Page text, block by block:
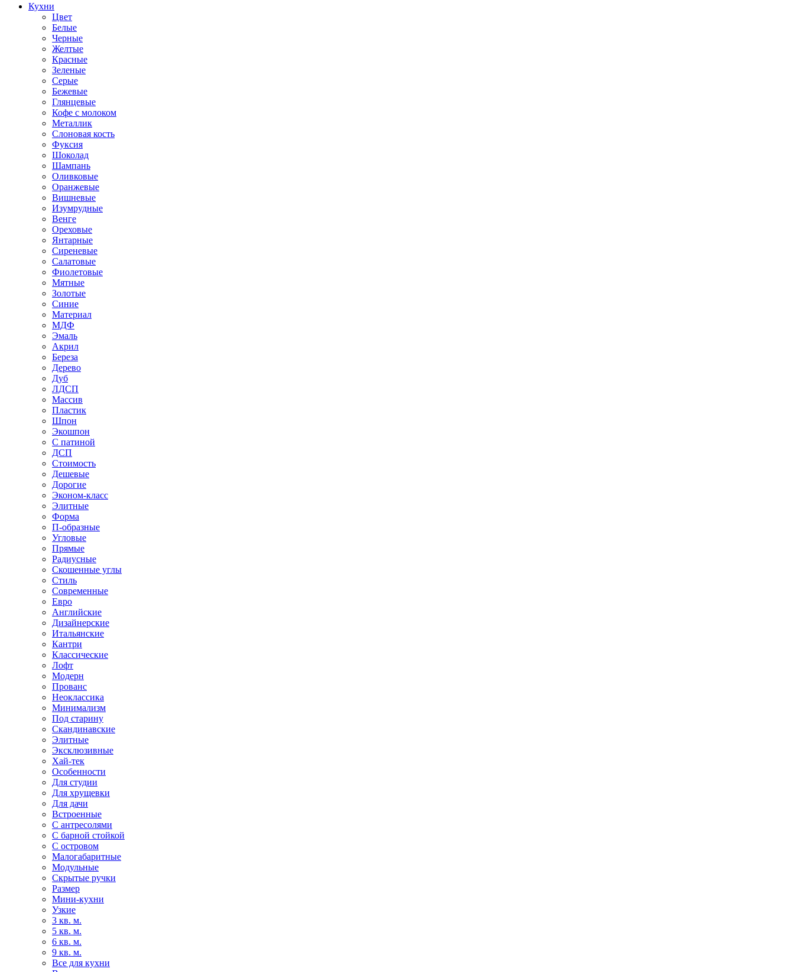
Кухни
Цвет
Белые
Черные
Желтые
Красные
Зеленые
Серые
Бежевые
Глянцевые
Кофе с молоком
Металлик
Слоновая кость
Фуксия
Шоколад
Шампань
Оливковые
Оранжевые
Вишневые
Изумрудные
Венге
Ореховые
Янтарные
Сиреневые
Салатовые
Фиолетовые
Мятные
Золотые
Синие
Материал
МДФ
Эмаль
Акрил
Береза
Дерево
Дуб
ЛДСП
Массив
Пластик
Шпон
Экошпон
С патиной
ДСП
Стоимость
Дешевые
Дорогие
Эконом-класс
Элитные
Форма
П-образные
Угловые
Прямые
Радиусные
Скошенные углы
Стиль
Современные
Евро
Английские
Дизайнерские
Итальянские
Кантри
Классические
Лофт
Модерн
Прованс
Неоклассика
Минимализм
Под старину
Скандинавские
Элитные
Эксклюзивные
Хай-тек
Особенности
Для студии
Для хрущевки
Для дачи
Встроенные
С антресолями
С барной стойкой
С островом
Малогабаритные
Модульные
Скрытые ручки
Размер
Мини-кухни
Узкие
3 кв. м.
5 кв. м.
6 кв. м.
9 кв. м.
Все для кухни